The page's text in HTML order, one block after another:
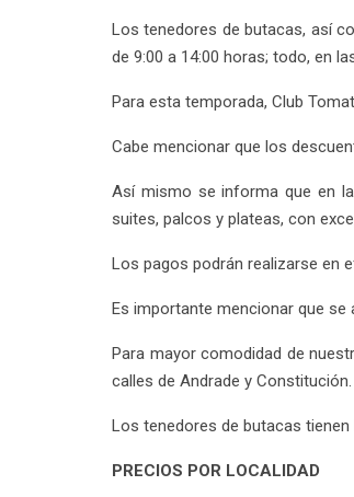
Los tenedores de butacas, así
de 9:00 a 14:00 horas; todo, en
Para esta temporada, Club
Cabe mencionar que los
Así mismo se informa que en
suites, palcos y plateas, con
Los pagos podrán realizarse en
Es importante mencionar que se
Para mayor comodidad de
calles de Andrade y Constitución.
Los tenedores de butacas
PRECIOS POR LOCALIDAD